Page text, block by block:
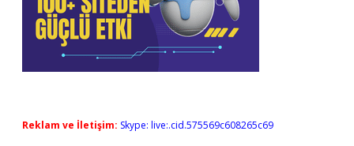
Reklam ve İletişim: Skype: live:.cid.575569c608265c69